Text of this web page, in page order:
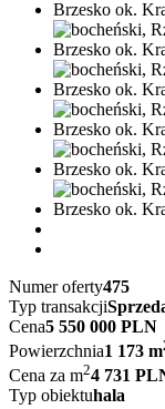
Numer oferty475
Typ transakcji
Cena5 550 000 PLN
Powierzchnia1 173 m
Cena za m24 731
Typ obiektuhala